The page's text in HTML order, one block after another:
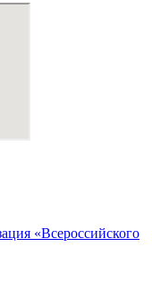
«Всероссийского